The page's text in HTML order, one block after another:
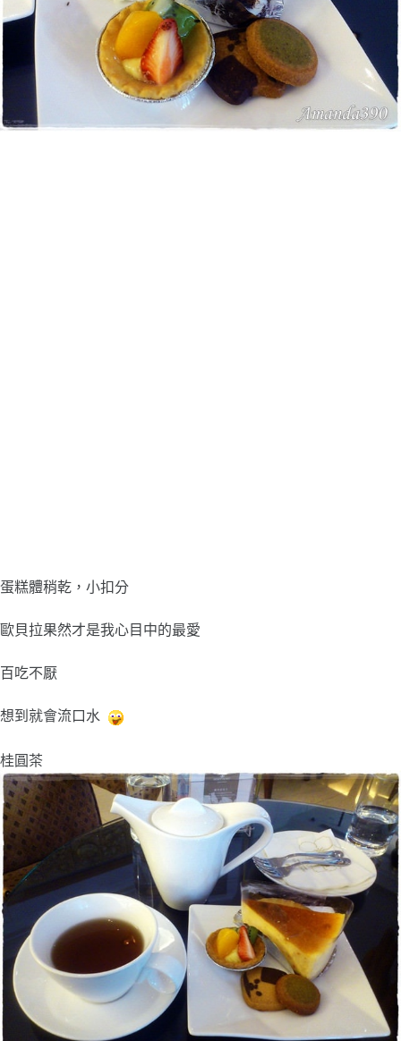
蛋糕體稍乾，小扣分
歐貝拉果然才是我心目中的最愛
百吃不厭
想到就會流口水
桂圓茶